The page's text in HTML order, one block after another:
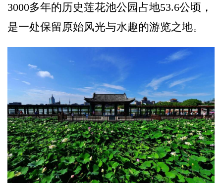
3000多年的历史莲花池公园占地53.6公顷，
是一处保留原始风光与水趣的游览之地。